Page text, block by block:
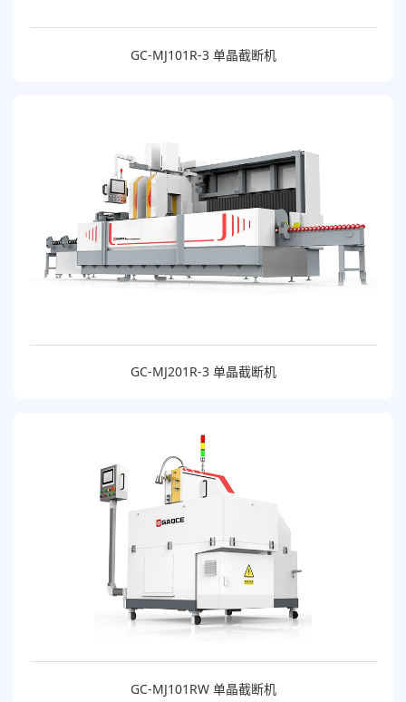
GC-MJ101R-3 单晶截断机
GC-MJ201R-3 单晶截断机
GC-MJ101RW 单晶截断机